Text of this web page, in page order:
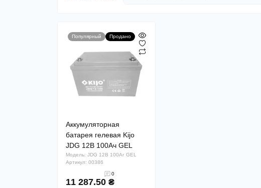
Популярный Продано
Аккумуляторная
батарея гелевая Kijo
JDG 12В 100Ач GEL
Модель: JDG 12В 100Аг GEL
Артикул: 00386
0
11 287.50 ₴